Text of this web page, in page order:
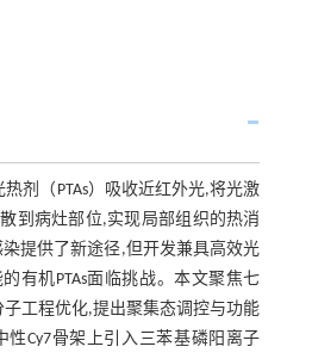
剂（PTAs）吸收近红外光,将光激
到病灶部位,实现局部组织的热消
提供了新途径,但开发兼具高效光
有机PTAs面临挑战。本文聚焦七
子工程优化,提出聚集态调控与功能
Cy7骨架上引入三苯基磷阳离子